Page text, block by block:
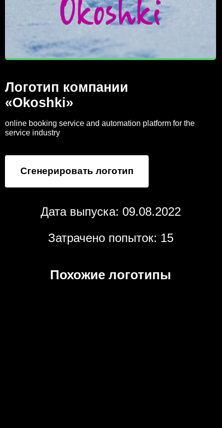
Логотип компании
«Okoshki»
online booking service and automation platform for the
service industry
Сгенерировать логотип
Дата выпуска: 09.08.2022
Затрачено попыток: 15
Похожие логотипы